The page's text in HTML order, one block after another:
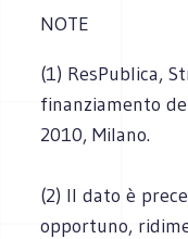
NOTE
(1) ResPublica,
finanziamento
2010, Milano.
(2) Il dato è
opportuno,